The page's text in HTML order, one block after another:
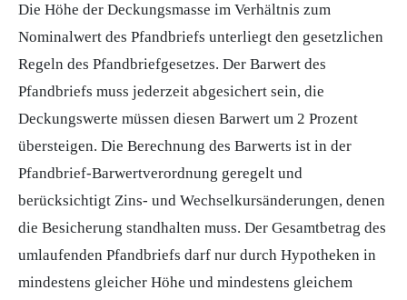
Die Höhe der Deckungsmasse im Verhältnis zum
Nominalwert des Pfandbriefs unterliegt den gesetzlichen
Regeln des Pfandbriefgesetzes. Der Barwert des
Pfandbriefs muss jederzeit abgesichert sein, die
Deckungswerte müssen diesen Barwert um 2 Prozent
übersteigen. Die Berechnung des Barwerts ist in der
Pfandbrief-Barwertverordnung geregelt und
berücksichtigt Zins- und Wechselkursänderungen, denen
die Besicherung standhalten muss. Der Gesamtbetrag des
umlaufenden Pfandbriefs darf nur durch Hypotheken in
mindestens gleicher Höhe und mindestens gleichem